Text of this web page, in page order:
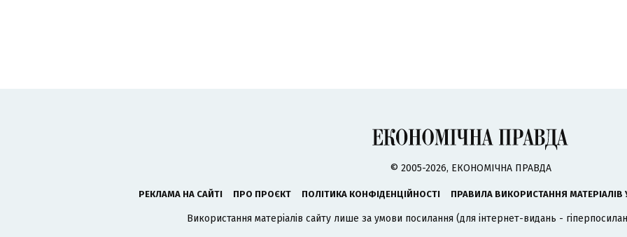
© 2005-2026, ЕКОНОМІЧНА ПРАВДА
РЕКЛАМА НА САЙТІ ПРО ПРОЄКТ ПОЛІТИКА КОНФІДЕНЦІЙНОСТІ ПРАВИЛА ВИКОРИСТАННЯ МАТЕРІАЛІВ
Використання матеріалів сайту лише за умови посилання (для інтернет-видань -